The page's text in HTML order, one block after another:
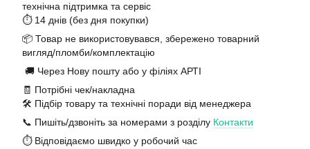
технічна підтримка та сервіс
⏱️ 14 днів (без дня покупки)
📦 Товар не використовувався, збережено товарний
вигляд/пломби/комплектацію
🚚 Через Нову пошту або у філіях АРТІ
🧾 Потрібні чек/накладна
🛠️ Підбір товару та технічні поради від менеджера
📞 Пишіть/дзвоніть за номерами з розділу Контакти
⏱️ Відповідаємо швидко у робочий час